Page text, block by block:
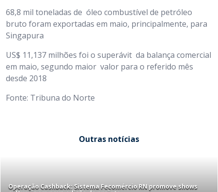
68,8 mil toneladas de óleo combustível de petróleo
bruto foram exportadas em maio, principalmente, para
Singapura
US$ 11,137 milhões foi o superávit da balança comercial
em maio, segundo maior valor para o referido mês
desde 2018
Fonte: Tribuna do Norte
Outras notícias
Operação Cashback: Sistema Fecomércio RN promove shows